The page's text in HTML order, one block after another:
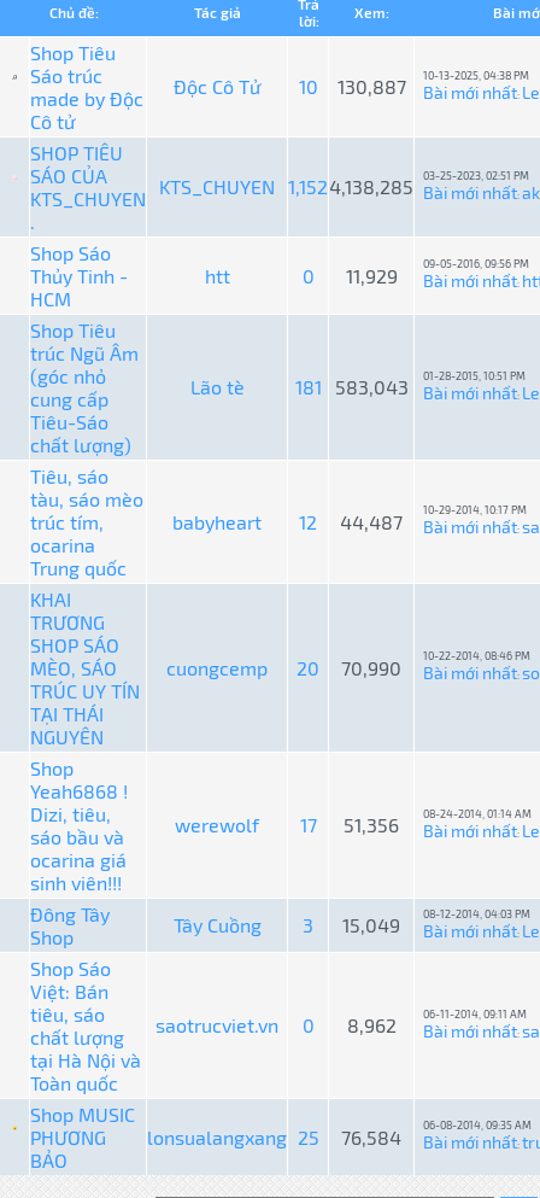
Chủ đề: Tác giả
Trả
lời:
Xem: Bài
Shop Tiêu
Sáo trúc
made by Độc
Cô tử
Độc Cô Tử 10 130,887 10-13-2025, 04:38 PM
Bài mới nhất:
SHOP TIÊU
SÁO CỦA
KTS_CHUYEN
.
KTS_CHUYEN 1,1524,138,285 03-25-2023, 02:51 PM
Bài mới nhất:
Shop Sáo
Thủy Tinh -
HCM
htt 0 11,929
09-05-2016, 09:56 PM
Bài mới nhất:
Shop Tiêu
trúc Ngũ Âm
(góc nhỏ
cung cấp
Tiêu-Sáo
chất lượng)
Lão tè 181 583,043 01-28-2015, 10:51 PM
Bài mới nhất:
Tiêu, sáo
tàu, sáo mèo
trúc tím,
ocarina
Trung quốc
babyheart 12 44,487
10-29-2014, 10:17 PM
Bài mới nhất:
KHAI
TRƯƠNG
SHOP SÁO
MÈO, SÁO
TRÚC UY TÍN
TẠI THÁI
NGUYÊN
cuongcemp 20 70,990
10-22-2014, 08:46 PM
Bài mới nhất:
Shop
Yeah6868 !
Dizi, tiêu,
sáo bầu và
ocarina giá
sinh viên!!!
werewolf 17 51,356 08-24-2014, 01:14 AM
Bài mới nhất:
Đông Tây
Shop
Tây Cuồng 3 15,049 08-12-2014, 04:03 PM
Bài mới nhất:
Shop Sáo
Việt: Bán
tiêu, sáo
chất lượng
tại Hà Nội và
Toàn quốc
saotrucviet.vn 0 8,962 06-11-2014, 09:11 AM
Bài mới nhất:
Shop MUSIC
PHƯƠNG
BẢO
lonsualangxang 25 76,584
06-08-2014, 09:35 AM
Bài mới nhất: